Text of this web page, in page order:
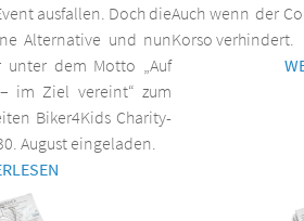
ausfallen. Doch die
Alternative und nun
unter dem Motto „Auf
im Ziel vereint“ zum
Biker4Kids Charity-
August eingeladen.
Auch wenn der
Korso verhindert.